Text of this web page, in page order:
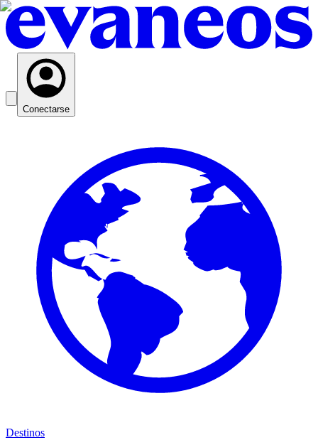
Conectarse
Destinos